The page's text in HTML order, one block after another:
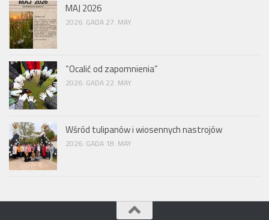
MAJ 2026
2026. GADA 27. MAY
“Ocalić od zapomnienia”
2026. GADA 22. MAY
Wśród tulipanów i wiosennych nastrojów
2026. GADA 18. MAY